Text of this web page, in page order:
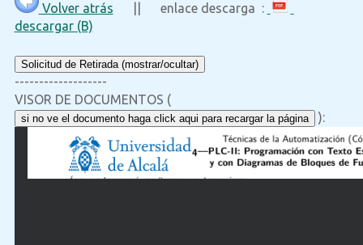
Volver atrás || enlace descarga :
descargar (B)
Solicitud de Retirada (mostrar/ocultar)
-------------------
VISOR DE DOCUMENTOS (
si no ve el documento haga click aqui para recargar la página ):